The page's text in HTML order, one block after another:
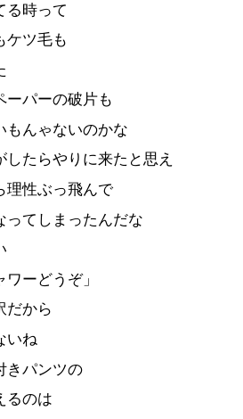
る時って
ケツ毛も
ーパーの破片も
もんゃないのかな
したらやりに来たと思え
理性ぶっ飛んで
ってしまったんだな
ーどうぞ」
だから
いね
きパンツの
るのは